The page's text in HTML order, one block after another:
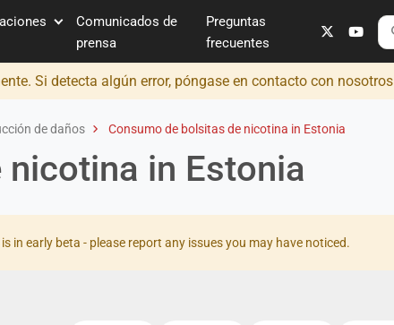
Comunicados de
prensa
Preguntas
frecuentes
Si detecta algún error, póngase en contacto con nosotros
de daños Consumo de bolsitas de nicotina in Estonia
in Estonia
in early beta - please report any issues you may have noticed.